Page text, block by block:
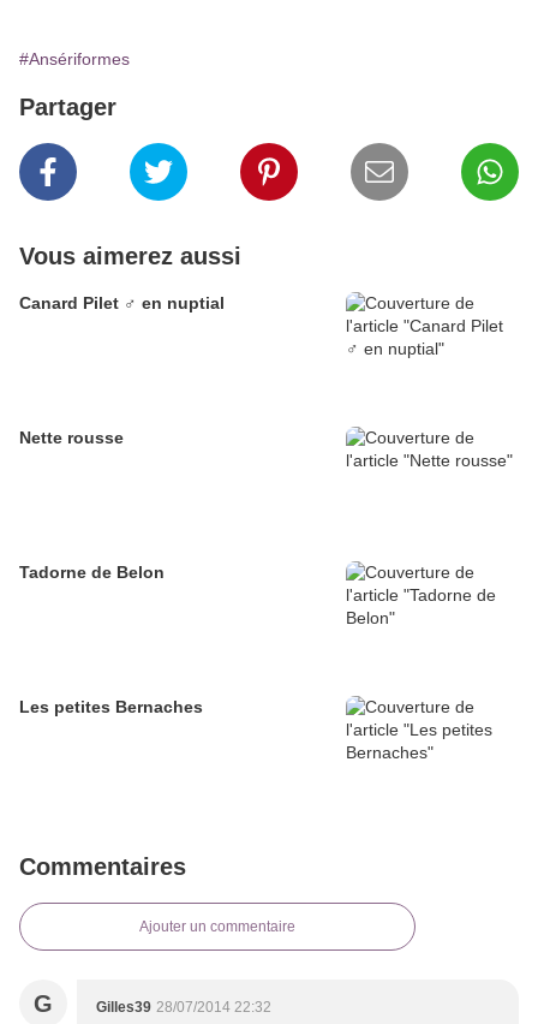
#Ansériformes
Partager
Vous aimerez aussi
Canard Pilet ♂ en nuptial
Nette rousse
Tadorne de Belon
Les petites Bernaches
Commentaires
Ajouter un commentaire
G Gilles39 28/07/2014 22:32